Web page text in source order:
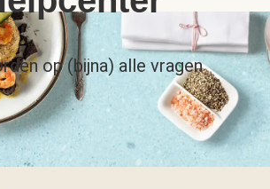
op (bijna) alle vragen